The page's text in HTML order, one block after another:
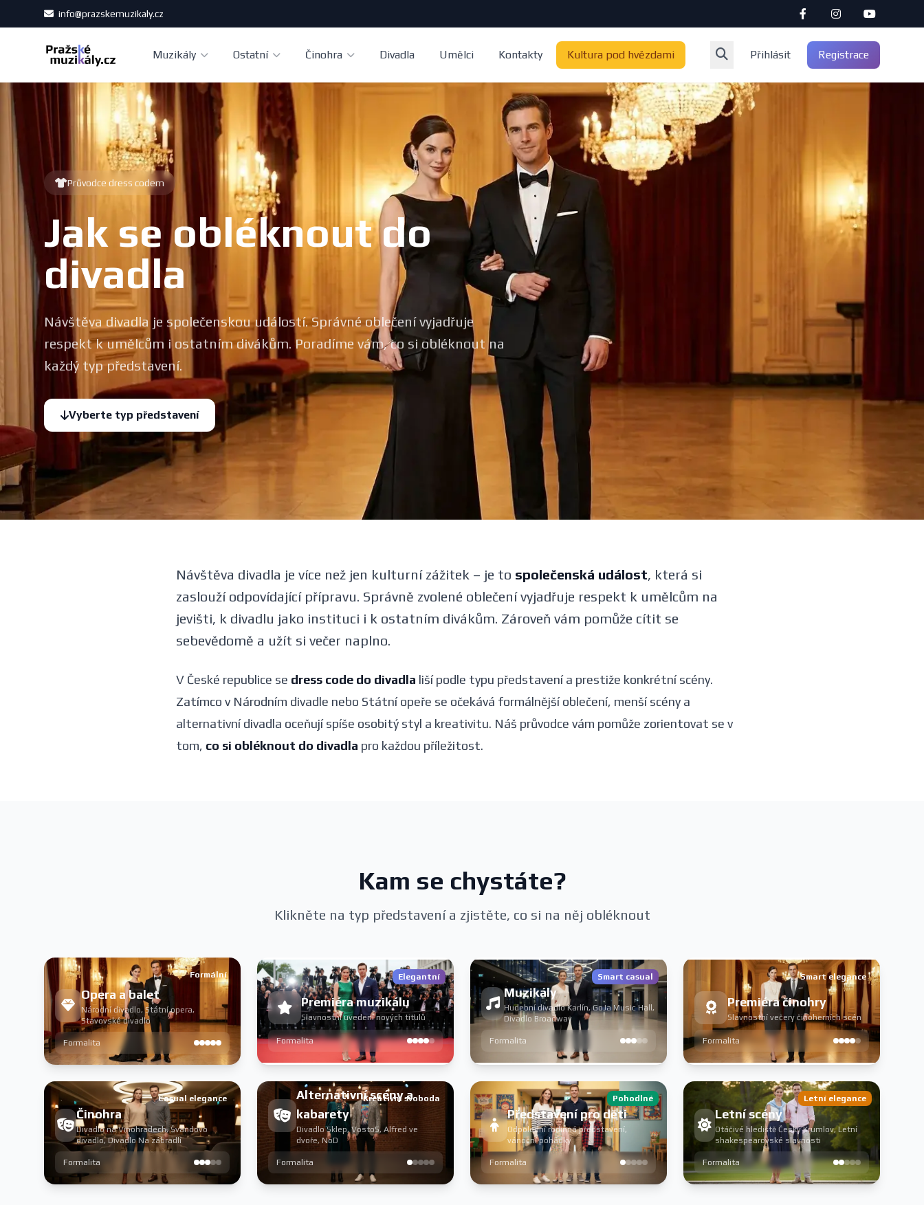
info@prazskemuzikaly.cz
Muzikály Ostatní Činohra Divadla Umělci Kontakty Kultura pod hvězdami Přihlásit Registrace
Průvodce dress codem
Jak se obléknout do
divadla
Návštěva divadla je společenskou událostí. Správné oblečení vyjadřuje
respekt k umělcům i ostatním divákům. Poradíme vám, co si obléknout na
každý typ představení.
Vyberte typ představení
Návštěva divadla je více než jen kulturní zážitek – je to společenská událost, která si
zaslouží odpovídající přípravu. Správně zvolené oblečení vyjadřuje respekt k umělcům na
jevišti, k divadlu jako instituci i k ostatním divákům. Zároveň vám pomůže cítit se
sebevědomě a užít si večer naplno.
V České republice se dress code do divadla liší podle typu představení a prestiže konkrétní scény.
Zatímco v Národním divadle nebo Státní opeře se očekává formálnější oblečení, menší scény a
alternativní divadla oceňují spíše osobitý styl a kreativitu. Náš průvodce vám pomůže zorientovat se v
tom, co si obléknout do divadla pro každou příležitost.
Kam se chystáte?
Klikněte na typ představení a zjistěte, co si na něj obléknout
Formální
Opera a balet
Národní divadlo, Státní opera,
Stavovské divadlo
Formalita
Elegantní
Premiéra muzikálu
Slavnostní uvedení nových titulů
Formalita
Smart casual
Muzikály
Hudební divadlo Karlín, GoJa Music Hall,
Divadlo Broadway
Formalita
Smart elegance
Premiéra činohry
Slavnostní večery činoherních scén
Formalita
Casual elegance
Činohra
Divadlo na Vinohradech, Švandovo
divadlo, Divadlo Na zábradlí
Formalita
Kreativní svoboda
Alternativní scény a
kabarety
Divadlo Sklep, Vosto5, Alfred ve
dvoře, NoD
Formalita
Pohodlné
Představení pro děti
Odpolední rodinná představení,
vánoční pohádky
Formalita
Letní elegance
Letní scény
Otáčivé hlediště Český Krumlov, Letní
shakespearovské slavnosti
Formalita